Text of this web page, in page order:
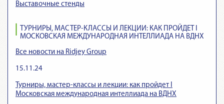
Выставочные стенды
ТУРНИРЫ, МАСТЕР-КЛАССЫ И ЛЕКЦИИ: КАК ПРОЙДЕТ I
МОСКОВСКАЯ МЕЖДУНАРОДНАЯ ИНТЕЛЛИАДА НА ВДНХ
Все новости на Ridjey Group
15.11.24
Турниры, мастер-классы и лекции: как пройдет I
Московская международная интеллиада на ВДНХ